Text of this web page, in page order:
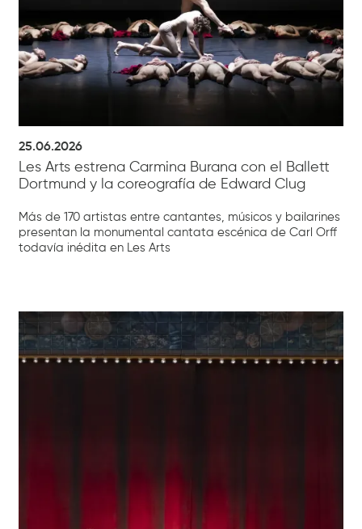
25.06.2026
Les Arts estrena Carmina Burana con el Ballett
Dortmund y la coreografía de Edward Clug
Más de 170 artistas entre cantantes, músicos y bailarines
presentan la monumental cantata escénica de Carl Orff
todavía inédita en Les Arts